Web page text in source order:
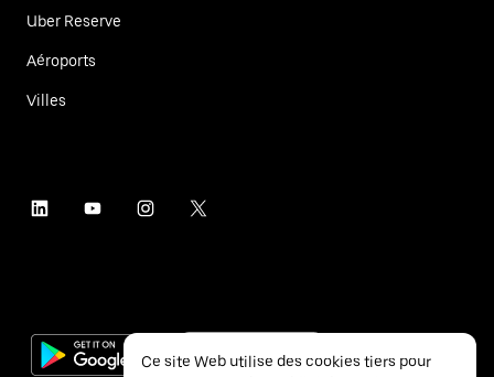
Uber Reserve
Aéroports
Villes
Ce site Web utilise des cookies tiers pour